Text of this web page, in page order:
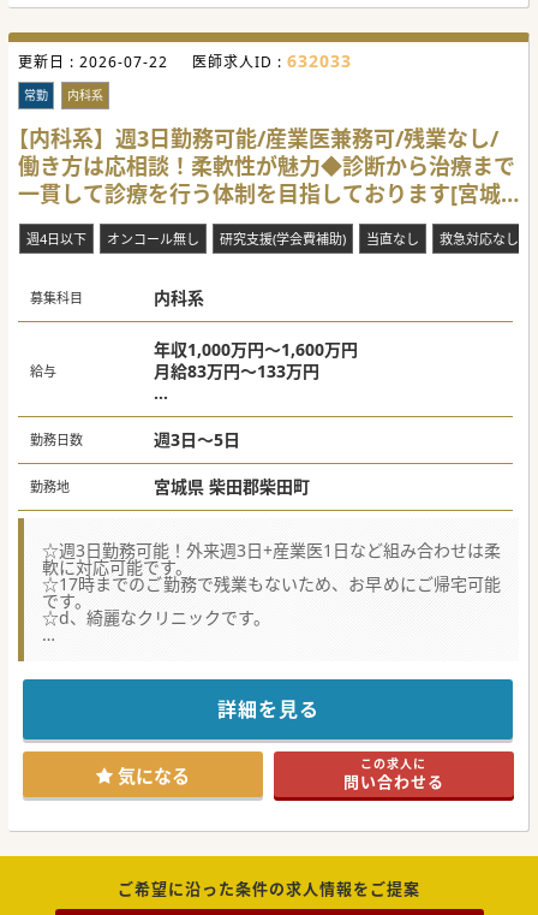
計画の立案を行います。
外来の担当数は週に1～2コマで、1日には20～30名の患者様
を診察していただくことになります。
主治医制度を導入しております。患者様数は多いですが、地
域連携がしっかりされており、残業もありません。
【やりがい】
幅広い科目の医師が在籍しており、専門性を活かしつつ相談
しながら、総合的な診療に取り組むことができます。
患者様とのコミュニケーションを重視し、地域の医療ニーズ
に対応しつつ、就業環境も整備されているので安心です。
転居費用は相談可能で宿舎も完備です。宿日直許可は取得済
で当直室は食事付で完全個室です。有休もスムーズに取得で
きます。
更新日 : 2026-07-22 医師求人ID : 632033
常勤 内科系
【内科系】週3日勤務可能/産業医兼務可/残業なし/
働き方は応相談！柔軟性が魅力◆診断から治療まで
一貫して診療を行う体制を目指しております[宮城
県柴田郡]
週4日以下 オンコール無し 研究支援(学会費補助) 当直なし 救急対応なし
募集科目 内科系
給与
年収1,000万円～1,600万円
月給83万円～133万円
週3日 【給与】 年収 1,000万円～
週3.5日 【給与】 年収 1,200万円～
週4日 【給与】 年収 1,200～1,400万円
週5日 【給与】 年収 1,400～1,600万円
※業務形態、お人柄、スキルに応じて面接後
勤務日数 週3日～5日
勤務地 宮城県 柴田郡柴田町
☆週3日勤務可能！外来週3日+産業医1日など組み合わせは柔
軟に対応可能です。
☆17時までのご勤務で残業もないため、お早めにご帰宅可能
です。
☆d、綺麗なクリニックです。
4室、内視鏡室は1室です。
医療機器としては、心エコーとCT・電子カルテが完備され、
内視鏡メーカーはフジノンとなっております。
宮城県の中では柴田町に位置しており、JR東北本線の最寄駅
から車で5分の立地です。車通勤勿論可能です。
【職場環境と雰囲気】
医療事務、医師、看護師すべてがフラットな関係で、垣根な
います。
患者様には丁寧な接遇を提供されており、１日来院患者数が
ドクターの昼食は無料で提供されます。産業医業務にも力を
入れており、現在顧客事業所は110事業所を超えておりま
詳細を見る
気になる この求人に
問い合わせる
ご希望に沿った条件の求人情報をご提案